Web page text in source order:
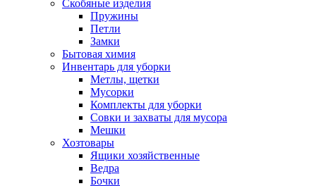
Скобяные изделия
Пружины
Петли
Замки
Бытовая химия
Инвентарь для уборки
Метлы, щетки
Мусорки
Комплекты для уборки
Совки и захваты для мусора
Мешки
Хозтовары
Ящики хозяйственные
Ведра
Бочки